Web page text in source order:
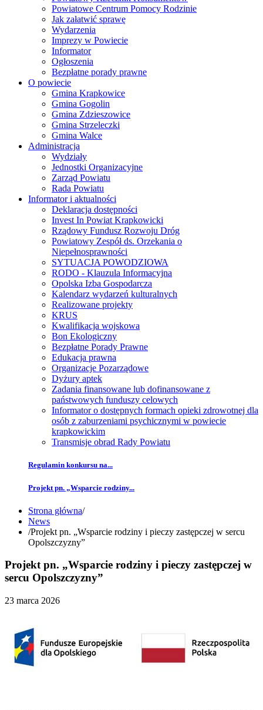
Powiatowe Centrum Pomocy Rodzinie
Jak załatwić sprawę
Wydarzenia
Imprezy w Powiecie
Informator
Ogłoszenia
Bezpłatne porady prawne
O powiecie
Gmina Krapkowice
Gmina Gogolin
Gmina Zdzieszowice
Gmina Strzeleczki
Gmina Walce
Administracja
Wydziały
Jednostki Organizacyjne
Zarząd Powiatu
Rada Powiatu
Informator i aktualności
Deklaracja dostępności
Invest In Powiat Krapkowicki
Rządowy Fundusz Rozwoju Dróg
Powiatowy Zespół ds. Orzekania o
Niepełnosprawności
SYTUACJA POWODZIOWA
RODO - Klauzula Informacyjna
Opolska Izba Gospodarcza
Kalendarz wydarzeń kulturalnych
Realizowane projekty
KRUS
Kwalifikacja wojskowa
Bon Ekologiczny
Bezpłatne Porady Prawne
Edukacja prawna
Organizacje Pozarządowe
Dyżury aptek
Zadania finansowane lub dofinansowane z
państwowych funduszy celowych
Informator o dostępnych formach opieki zdrowotnej dla
osób z zaburzeniami psychicznymi w powiecie
krapkowickim
Transmisje obrad Rady Powiatu
Regulamin konkursu na...
Projekt pn. „Wsparcie rodziny...
Strona główna/
News
/Projekt pn. „Wsparcie rodziny i pieczy zastępczej w sercu
Opolszczyzny”
Projekt pn. „Wsparcie rodziny i pieczy zastępczej w
sercu Opolszczyzny”
23 marca 2026